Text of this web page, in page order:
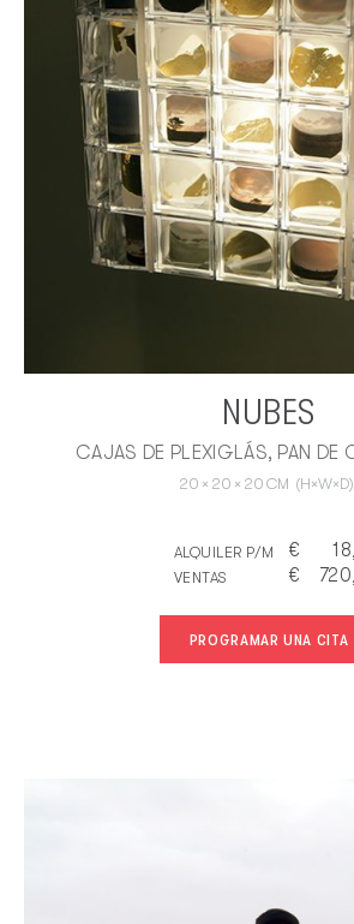
NUBES
CAJAS DE PLEXIGLÁS, PAN DE
20 × 20 × 20 CM
ALQUILER P/M € 18
VENTAS
€ 720
PROGRAMAR UNA CITA